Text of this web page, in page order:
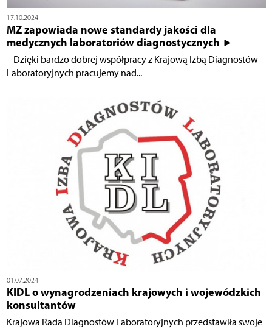
17.10.2024
MZ zapowiada nowe standardy jakości dla
medycznych laboratoriów diagnostycznych ►
– Dzięki bardzo dobrej współpracy z Krajową Izbą Diagnostów
Laboratoryjnych pracujemy nad...
01.07.2024
KIDL o wynagrodzeniach krajowych i wojewódzkich
konsultantów
Krajowa Rada Diagnostów Laboratoryjnych przedstawiła swoje